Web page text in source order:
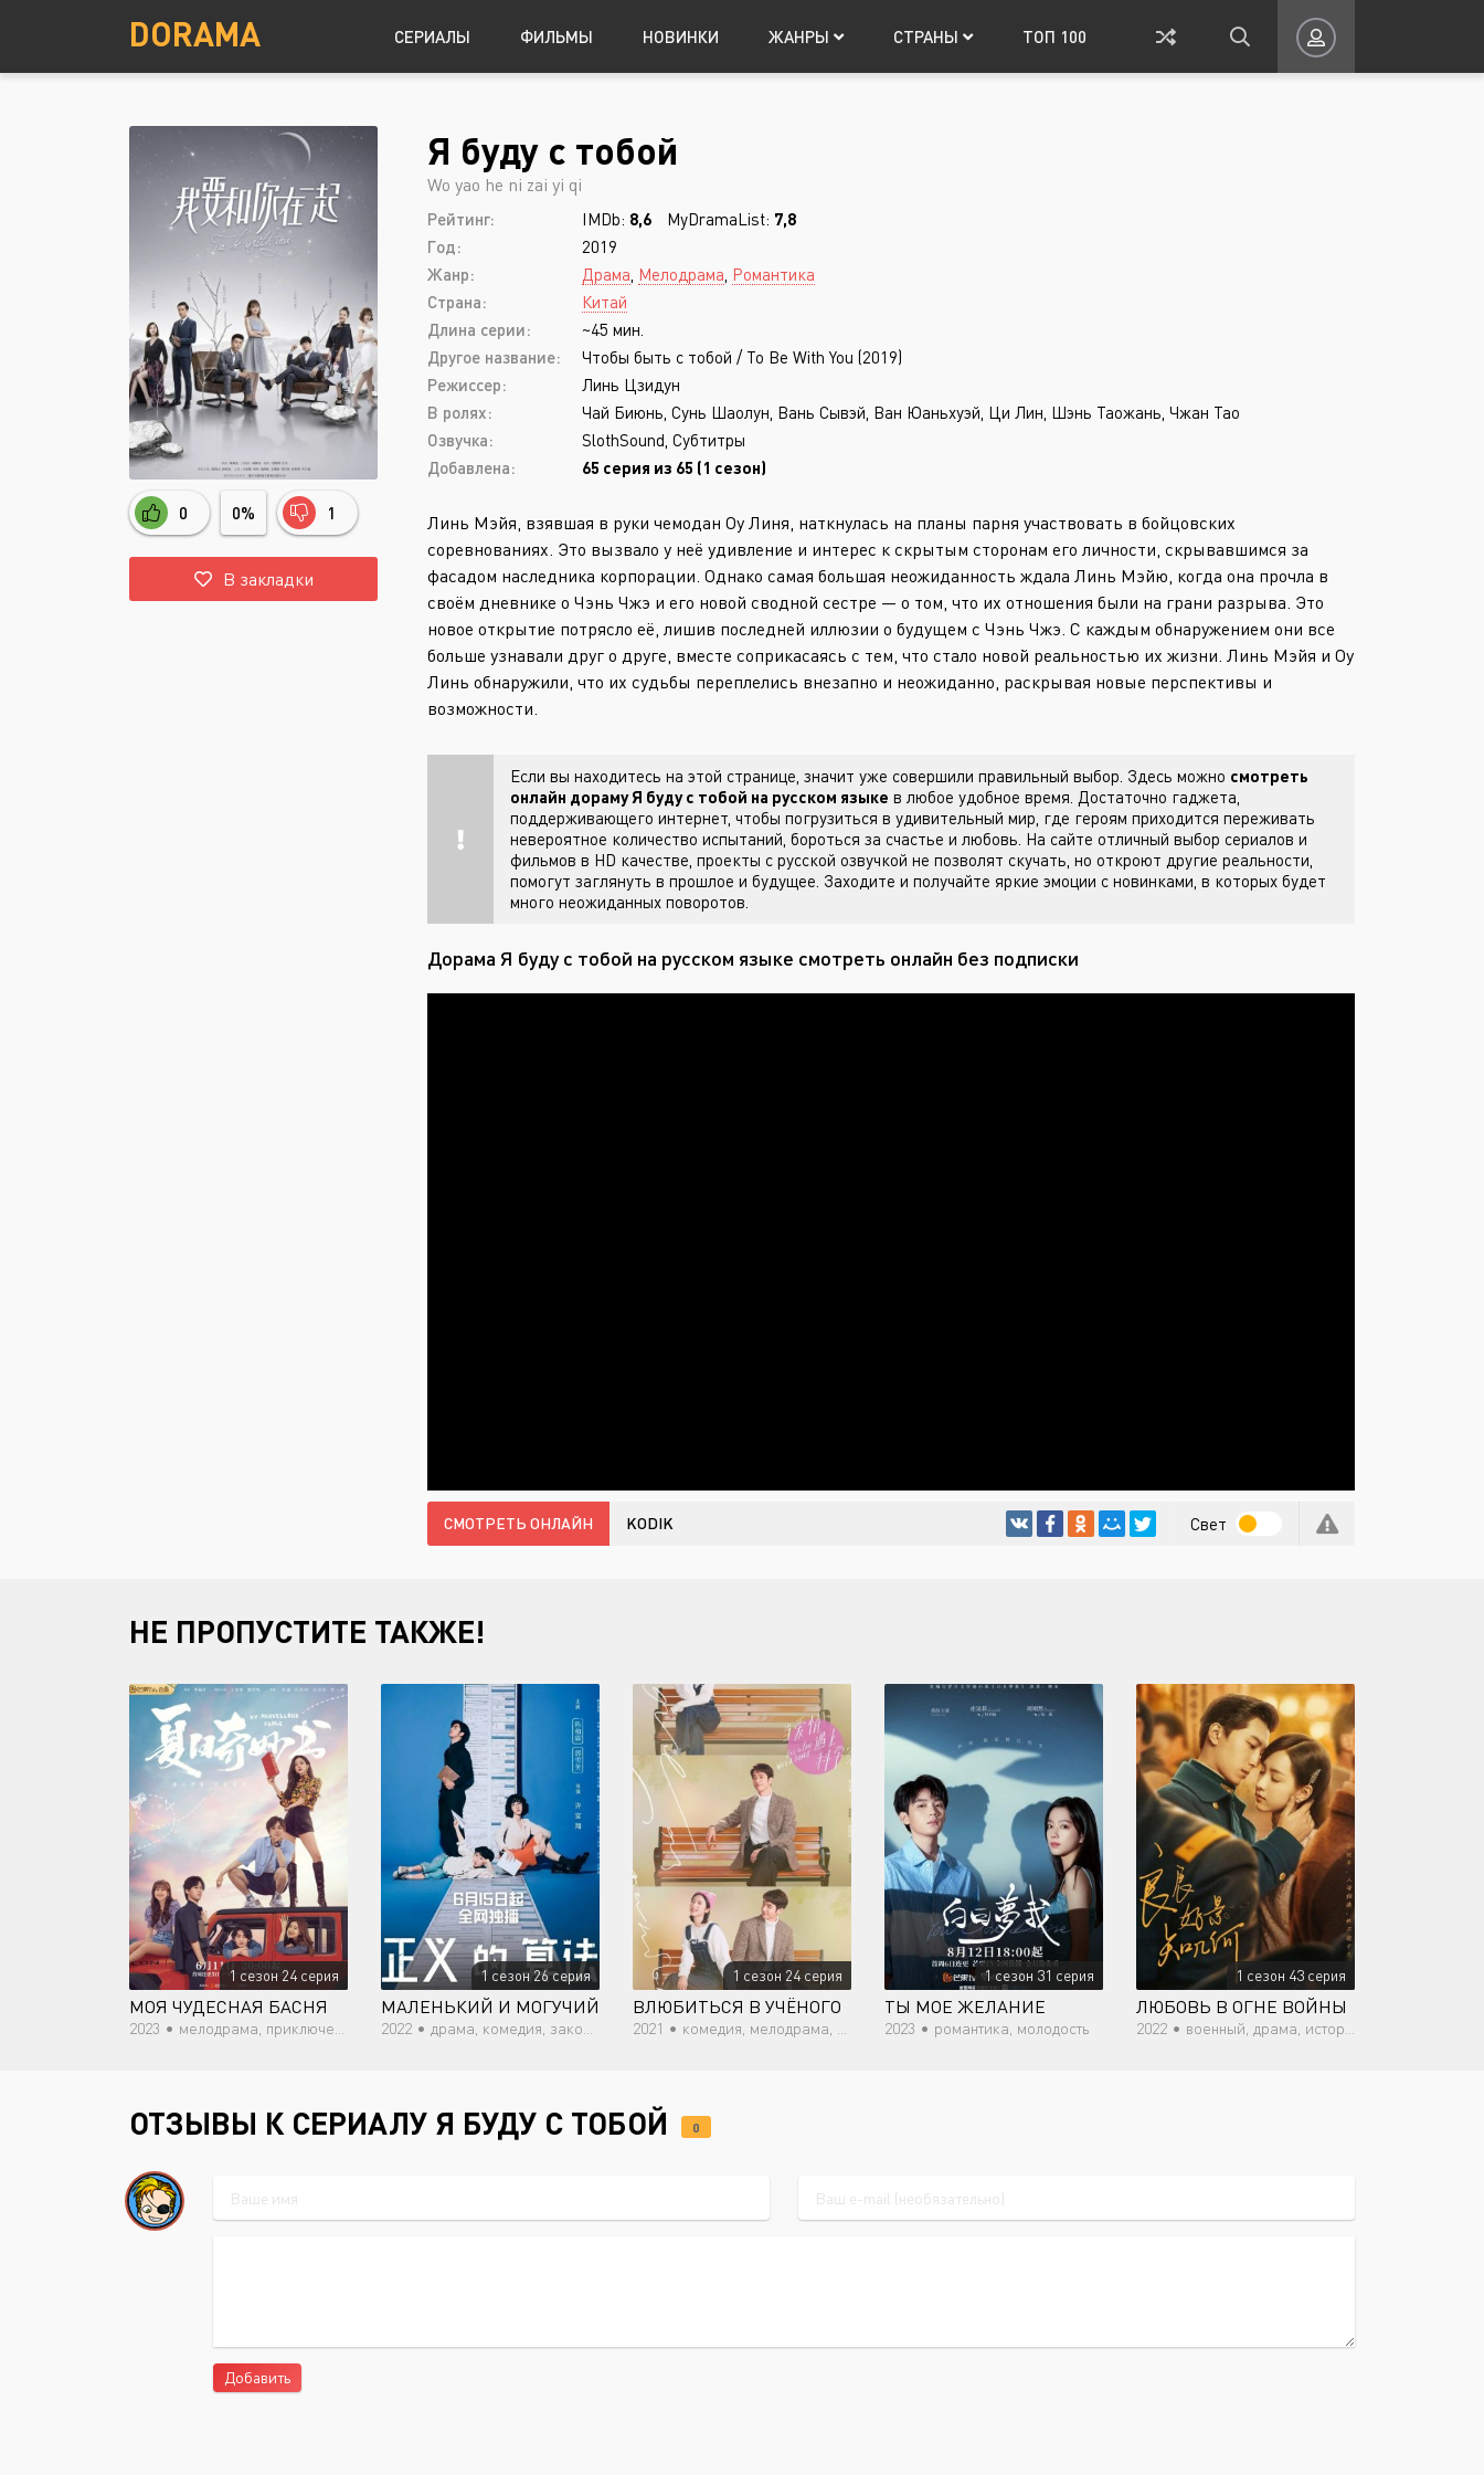
DORAMA СЕРИАЛЫ ФИЛЬМЫ НОВИНКИ ЖАНРЫ
Детектив
Комедия
Криминал
Мелодрама
Мистика
Приключения
Триллер
Ужасы
СТРАНЫ
Южная Корея Япония
ТОП 100
Запомнить
ВОЙТИ НА САЙТ
0 0% 1
В закладки
Я буду с тобой
Wo yao he ni zai yi qi
Рейтинг: IMDb: 8,6 MyDramaList: 7,8
Год:
2019
Жанр:
Драма Мелодрама Романтика
Страна:
Китай
Длина серии:
~45 мин.
Другое название:
Чтобы быть с тобой / To Be With You (2019)
Режиссер:
Линь Цзидун
В ролях:
Чай Биюнь, Сунь Шаолун, Вань Сывэй, Ван Юаньхуэй, Ци Лин, Шэнь Таожань, Чжан Тао
Озвучка:
SlothSound, Субтитры
Добавлена:
65 серия из 65 (1 сезон)
Линь Мэйя, взявшая в руки чемодан Оу Линя, наткнулась на планы парня участвовать в бойцовских
соревнованиях. Это вызвало у неё удивление и интерес к скрытым сторонам его личности, скрывавшимся за
фасадом наследника корпорации. Однако самая большая неожиданность ждала Линь Мэйю, когда она прочла в
своём дневнике о Чэнь Чжэ и его новой сводной сестре — о том, что их отношения были на грани разрыва. Это
новое открытие потрясло её, лишив последней иллюзии о будущем с Чэнь Чжэ. С каждым обнаружением они все
больше узнавали друг о друге, вместе соприкасаясь с тем, что стало новой реальностью их жизни. Линь Мэйя и Оу
Линь обнаружили, что их судьбы переплелись внезапно и неожиданно, раскрывая новые перспективы и
возможности.
Если вы находитесь на этой странице, значит уже совершили правильный выбор. Здесь можно смотреть
онлайн дораму Я буду с тобой на русском языке в любое удобное время. Достаточно гаджета,
поддерживающего интернет, чтобы погрузиться в удивительный мир, где героям приходится переживать
невероятное количество испытаний, бороться за счастье и любовь. На сайте отличный выбор сериалов и
фильмов в HD качестве, проекты с русской озвучкой не позволят скучать, но откроют другие реальности,
помогут заглянуть в прошлое и будущее. Заходите и получайте яркие эмоции с новинками, в которых будет
много неожиданных поворотов.
Дорама Я буду с тобой на русском языке смотреть онлайн без подписки
СМОТРЕТЬ ОНЛАЙН KODIK Свет
НЕ ПРОПУСТИТЕ ТАКЖЕ!
1 сезон 24 серия
МОЯ ЧУДЕСНАЯ БАСНЯ
2023 • мелодрама, приключения, романтика, драма, фэнтези
1 сезон 26 серия
МАЛЕНЬКИЙ И МОГУЧИЙ
2022 • драма, комедия, закон, повседневность
1 сезон 24 серия
ВЛЮБИТЬСЯ В УЧЁНОГО
2021 • комедия, мелодрама, романтика, повседневность, молодость
1 сезон 31 серия
ТЫ МОЕ ЖЕЛАНИЕ
2023 • романтика, молодость
1 сезон 43 серия
ЛЮБОВЬ В ОГНЕ ВОЙНЫ
2022 • военный, драма, история, мелодрама, романтика
ОТЗЫВЫ К СЕРИАЛУ Я БУДУ С ТОБОЙ 0
Добавить